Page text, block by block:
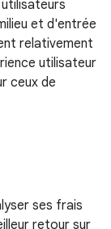
utilisateurs
et d'entrée
relativement
utilisateur
ceux de
ses frais
retour sur